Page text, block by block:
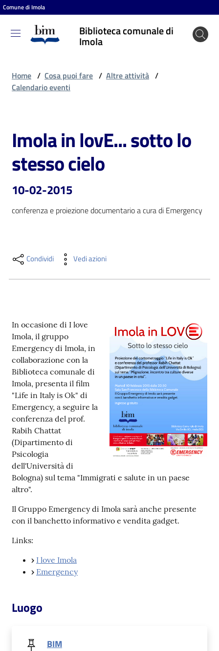
Vai al contenuto
Vai alla navigazione
Vai al footer
Comune di Imola
Biblioteca comunale di
Imola
Biblioteca
comunale
Cosa
puoi
fare
Scopri
Casa
Piani
Archivio
storico
Decentrate
Patto
per
la
Seguici
Home / Cosa puoi fare / Altre attività /
Calendario eventi
Salta al contenuto
Imola in lovE... sotto lo
stesso cielo
10-02-2015
conferenza e proiezione documentario a cura di Emergency
Condividi Vedi azioni
In occasione di I love
Imola, il gruppo
Emergency di Imola, in
collaborazione con la
Biblioteca comunale di
Imola, presenta il film
"Life in Italy is Ok" di
Emergency, a seguire la
conferenza del prof.
Rabih Chattat
(Dipartimento di
Psicologia
dell'Università di
Bologna) sul tema "Immigrati e salute in un paese
altro".
Il Gruppo Emergency di Imola sarà anche presente
con il banchetto informativo e vendita gadget.
Links:
› I love Imola
› Emergency
Luogo
BIM